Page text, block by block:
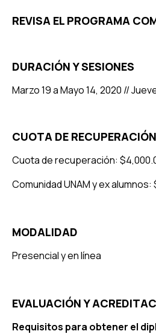
REVISA EL PROGRAMA
DURACIÓN Y SESIONES
Marzo 19 a Mayo 14, 2020 //
CUOTA DE RECUPERACIÓN
Cuota de recuperación:
Comunidad UNAM y ex alumnos:
MODALIDAD
Presencial y en línea
EVALUACIÓN Y
Requisitos para obtener el